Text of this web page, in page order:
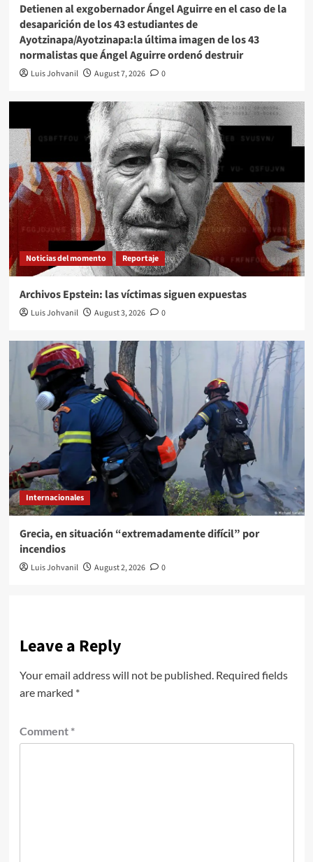
Detienen al exgobernador Ángel Aguirre en el caso de la
desaparición de los 43 estudiantes de
Ayotzinapa/Ayotzinapa:la última imagen de los 43
normalistas que Ángel Aguirre ordenó destruir
Luis Johvanil August 7, 2026 0
Noticias del momento Reportaje
Archivos Epstein: las víctimas siguen expuestas
Luis Johvanil August 3, 2026 0
Internacionales
Grecia, en situación “extremadamente difícil” por
incendios
Luis Johvanil August 2, 2026 0
Leave a Reply
Your email address will not be published. Required fields
are marked *
Comment *